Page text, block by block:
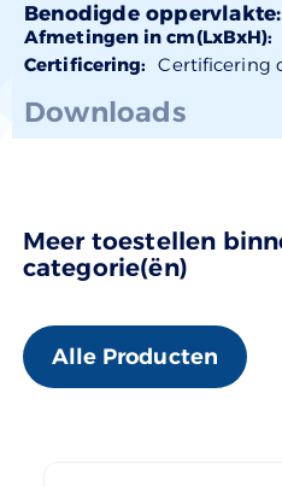
Benodigde oppervlakte:
Afmetingen in cm(LxBxH):
Certificering: Certificering
Downloads
Meer toestellen
categorie(ën)
Alle Producten